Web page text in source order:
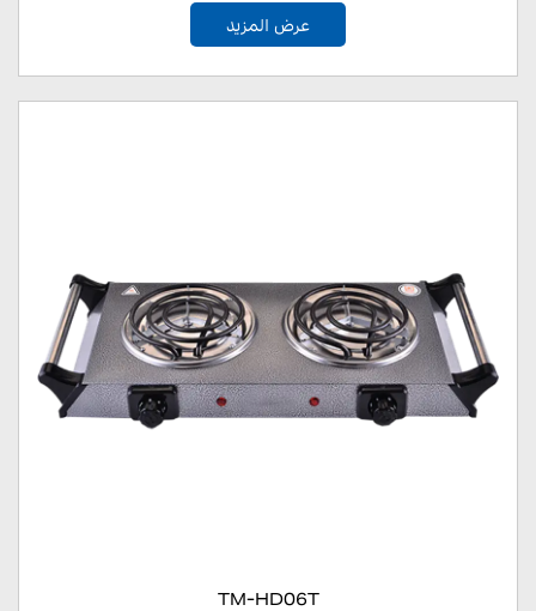
عرض المزيد
TM-HD06T